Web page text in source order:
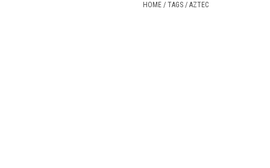
HOME / TAGS / AZTEC